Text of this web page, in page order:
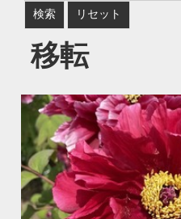
学・四柱
学を合わ
移転